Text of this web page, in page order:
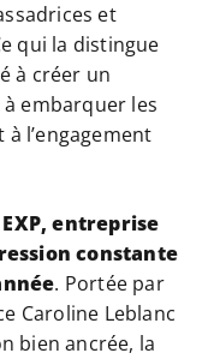
et
qui la distingue
à créer un
embarquer les
l’engagement
entreprise
constante
. Portée par
Caroline Leblanc
bien ancrée, la